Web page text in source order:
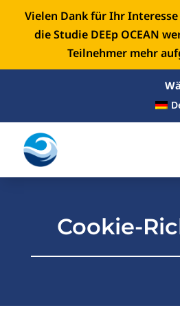
Vielen Dank für Ihr
die Studie DEEp OCEAN
Teilnehmer mehr
Cookie-